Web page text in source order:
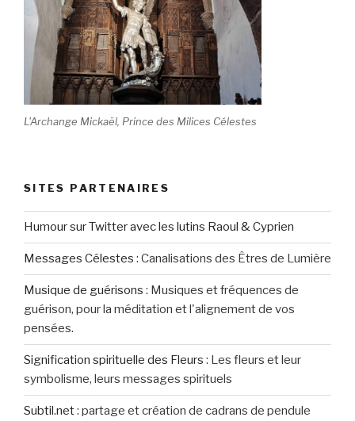
L'Archange Mickaël, Prince des Milices Célestes
SITES PARTENAIRES
Humour sur Twitter avec les lutins Raoul & Cyprien
Messages Célestes : Canalisations des Êtres de Lumière
Musique de guérisons : Musiques et fréquences de
guérison, pour la méditation et l'alignement de vos
pensées.
Signification spirituelle des Fleurs : Les fleurs et leur
symbolisme, leurs messages spirituels
Subtil.net: partage et création de cadrans de pendule